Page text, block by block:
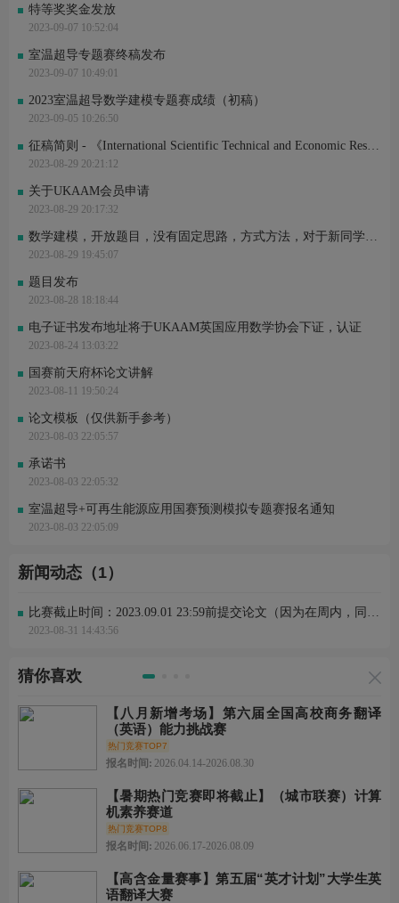
特等奖奖金发放
2023-09-07 10:52:04
室温超导专题赛终稿发布
2023-09-07 10:49:01
2023室温超导数学建模专题赛成绩（初稿）
2023-09-05 10:26:50
2023-08-29 20:21:12
关于UKAAM会员申请
2023-08-29 20:17:32
2023-08-29 19:45:07
题目发布
2023-08-28 18:18:44
电子证书发布地址将于UKAAM英国应用数学协会下证，认证
2023-08-24 13:03:22
国赛前天府杯论文讲解
2023-08-11 19:50:24
论文模板（仅供新手参考）
2023-08-03 22:05:57
承诺书
2023-08-03 22:05:32
室温超导+可再生能源应用国赛预测模拟专题赛报名通知
2023-08-03 22:05:09
新闻动态（1）
2023-08-31 14:43:56
猜你喜欢
【八月新增考场】第六届全国高校商务翻译
（英语）能力挑战赛
热门竞赛TOP7
报名时间: 2026.04.14-2026.08.30
【暑期热门竞赛即将截止】（城市联赛）计算
机素养赛道
热门竞赛TOP8
报名时间: 2026.06.17-2026.08.09
【高含金量赛事】第五届“英才计划”大学生英
语翻译大赛